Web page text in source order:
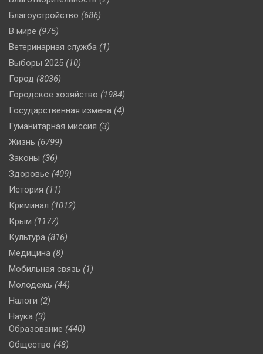
Благоустройство (686)
В мире (975)
Ветеринарная служба (1)
Выборы 2025 (10)
Город (8036)
Городское хозяйство (1984)
Государственная измена (4)
Гуманитарная миссия (3)
Жизнь (6799)
Законы (36)
Здоровье (409)
История (11)
Криминал (1012)
Крым (1177)
Культура (816)
Медицина (8)
Мобильная связь (1)
Молодежь (44)
Налоги (2)
Наука (3)
Образование (440)
Общество (48)